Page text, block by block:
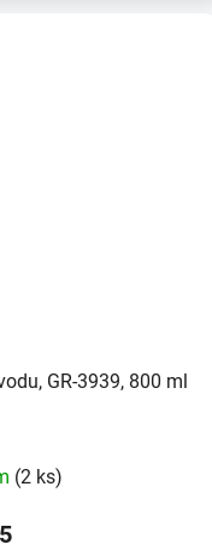
GR-3939, 800 ml
(2 ks)